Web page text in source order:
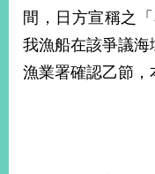
間，日方宣稱之
我漁船在該爭議海
漁業署確認乙節，